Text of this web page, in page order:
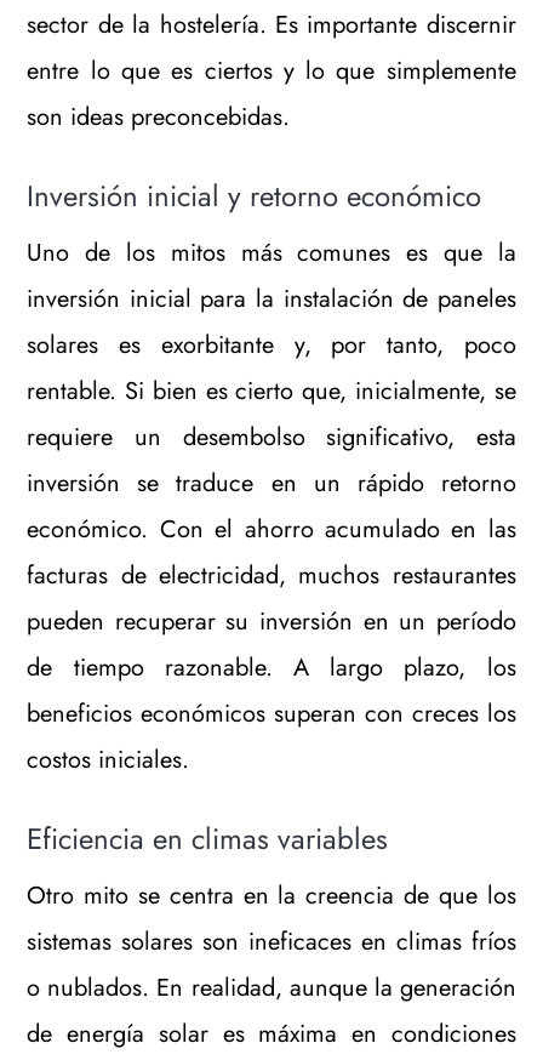
sector de la hostelería. Es importante discernir
entre lo que es ciertos y lo que simplemente
son ideas preconcebidas.
Inversión inicial y retorno económico
Uno de los mitos más comunes es que la
inversión inicial para la instalación de paneles
solares es exorbitante y, por tanto, poco
rentable. Si bien es cierto que, inicialmente, se
requiere un desembolso significativo, esta
inversión se traduce en un rápido retorno
económico. Con el ahorro acumulado en las
facturas de electricidad, muchos restaurantes
pueden recuperar su inversión en un período
de tiempo razonable. A largo plazo, los
beneficios económicos superan con creces los
costos iniciales.
Eficiencia en climas variables
Otro mito se centra en la creencia de que los
sistemas solares son ineficaces en climas fríos
o nublados. En realidad, aunque la generación
de energía solar es máxima en condiciones